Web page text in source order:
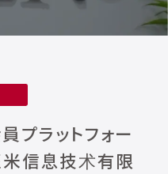
プラットフォー
信息技术有限